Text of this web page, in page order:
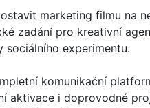
marketing filmu na
zadání pro kreativní
experimentu.
komunikační
aktivace i doprovodné